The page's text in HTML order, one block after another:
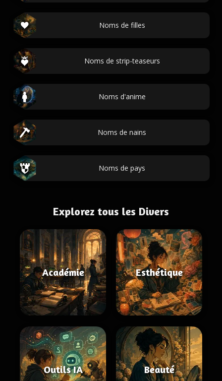
Noms de filles
Noms de strip-teaseurs
Noms d'anime
Noms de nains
Noms de pays
Explorez tous les Divers
Académie Esthétique
Outils IA Beauté